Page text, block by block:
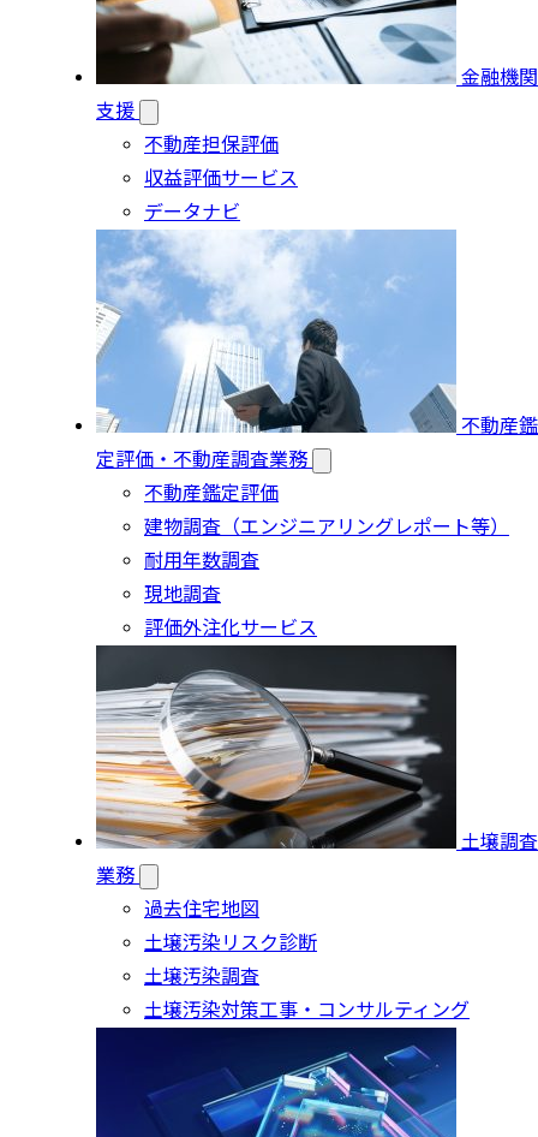
金融機関
支援
不動産担保評価
収益評価サービス
データナビ
不動産鑑
定評価・不動産調査業務
不動産鑑定評価
建物調査（エンジニアリングレポート等）
耐用年数調査
現地調査
評価外注化サービス
土壌調査
業務
過去住宅地図
土壌汚染リスク診断
土壌汚染調査
土壌汚染対策工事・コンサルティング